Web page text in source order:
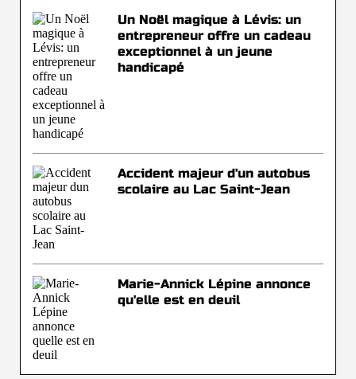
Un Noël magique à Lévis: un
entrepreneur offre un cadeau
exceptionnel à un jeune
handicapé
Accident majeur d'un autobus
scolaire au Lac Saint-Jean
Marie-Annick Lépine annonce
qu'elle est en deuil